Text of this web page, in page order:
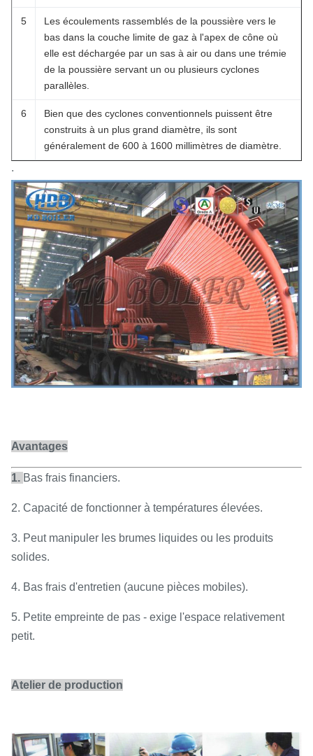
5
Les écoulements rassemblés de la poussière vers le
bas dans la couche limite de gaz à l'apex de cône où
elle est déchargée par un sas à air ou dans une trémie
de la poussière servant un ou plusieurs cyclones
parallèles.
6
Bien que des cyclones conventionnels puissent être
construits à un plus grand diamètre, ils sont
généralement de 600 à 1600 millimètres de diamètre.
·
Avantages
1. Bas frais financiers.
2. Capacité de fonctionner à températures élevées.
3. Peut manipuler les brumes liquides ou les produits
solides.
4. Bas frais d'entretien (aucune pièces mobiles).
5. Petite empreinte de pas - exige l'espace relativement
petit.
Atelier de production